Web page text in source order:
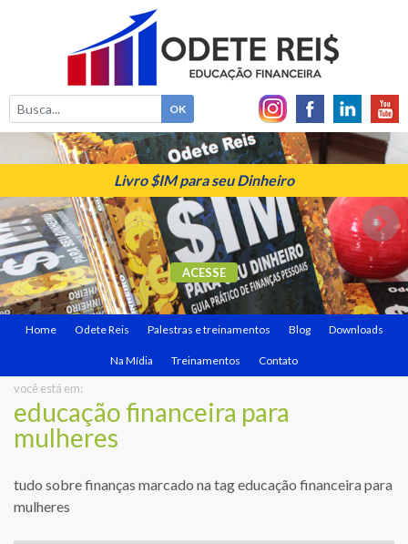
Livro $IM para seu Dinheiro
ACESSE
Home Odete Reis Palestras e treinamentos Blog Downloads
Na Mídia Treinamentos Contato
você está em:
educação financeira para
mulheres
tudo sobre finanças marcado na tag educação financeira para
mulheres